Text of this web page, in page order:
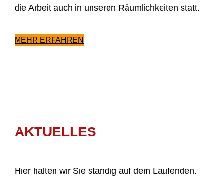
die Arbeit auch in unseren Räumlichkeiten statt.
MEHR ERFAHREN
AKTUELLES
Hier halten wir Sie ständig auf dem Laufenden.